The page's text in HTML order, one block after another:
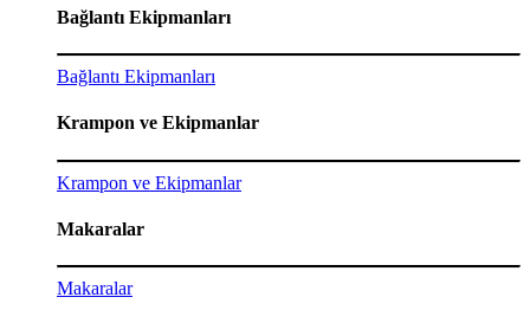
Bağlantı Ekipmanları
Bağlantı Ekipmanları
Krampon ve Ekipmanlar
Krampon ve Ekipmanlar
Makaralar
Makaralar